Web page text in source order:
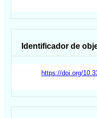
Identificador de
https://doi.org/